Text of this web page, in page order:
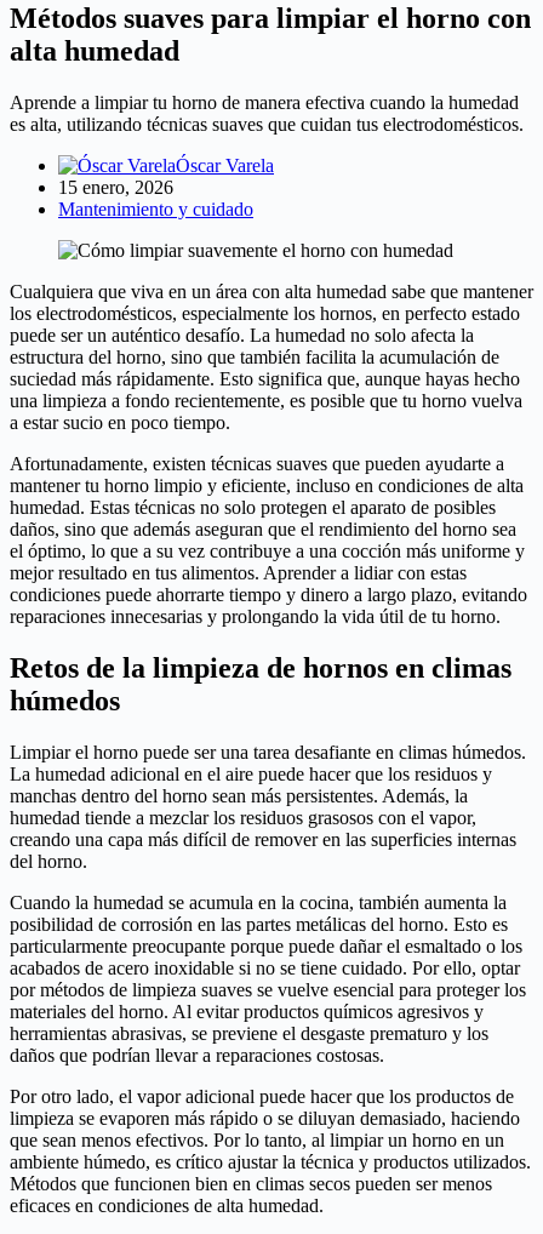
Métodos suaves para limpiar el horno con
alta humedad
Aprende a limpiar tu horno de manera efectiva cuando la humedad
es alta, utilizando técnicas suaves que cuidan tus electrodomésticos.
Óscar Varela
15 enero, 2026
Mantenimiento y cuidado
Cualquiera que viva en un área con alta humedad sabe que mantener
los electrodomésticos, especialmente los hornos, en perfecto estado
puede ser un auténtico desafío. La humedad no solo afecta la
estructura del horno, sino que también facilita la acumulación de
suciedad más rápidamente. Esto significa que, aunque hayas hecho
una limpieza a fondo recientemente, es posible que tu horno vuelva
a estar sucio en poco tiempo.
Afortunadamente, existen técnicas suaves que pueden ayudarte a
mantener tu horno limpio y eficiente, incluso en condiciones de alta
humedad. Estas técnicas no solo protegen el aparato de posibles
daños, sino que además aseguran que el rendimiento del horno sea
el óptimo, lo que a su vez contribuye a una cocción más uniforme y
mejor resultado en tus alimentos. Aprender a lidiar con estas
condiciones puede ahorrarte tiempo y dinero a largo plazo, evitando
reparaciones innecesarias y prolongando la vida útil de tu horno.
Retos de la limpieza de hornos en climas
húmedos
Limpiar el horno puede ser una tarea desafiante en climas húmedos.
La humedad adicional en el aire puede hacer que los residuos y
manchas dentro del horno sean más persistentes. Además, la
humedad tiende a mezclar los residuos grasosos con el vapor,
creando una capa más difícil de remover en las superficies internas
del horno.
Cuando la humedad se acumula en la cocina, también aumenta la
posibilidad de corrosión en las partes metálicas del horno. Esto es
particularmente preocupante porque puede dañar el esmaltado o los
acabados de acero inoxidable si no se tiene cuidado. Por ello, optar
por métodos de limpieza suaves se vuelve esencial para proteger los
materiales del horno. Al evitar productos químicos agresivos y
herramientas abrasivas, se previene el desgaste prematuro y los
daños que podrían llevar a reparaciones costosas.
Por otro lado, el vapor adicional puede hacer que los productos de
limpieza se evaporen más rápido o se diluyan demasiado, haciendo
que sean menos efectivos. Por lo tanto, al limpiar un horno en un
ambiente húmedo, es crítico ajustar la técnica y productos utilizados.
Métodos que funcionen bien en climas secos pueden ser menos
eficaces en condiciones de alta humedad.